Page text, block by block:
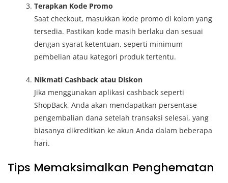
Terapkan Kode Promo
Saat checkout, masukkan kode promo di kolom yang
tersedia. Pastikan kode masih berlaku dan sesuai
dengan syarat ketentuan, seperti minimum
pembelian atau kategori produk tertentu.
Nikmati Cashback atau Diskon
Jika menggunakan aplikasi cashback seperti
ShopBack, Anda akan mendapatkan persentase
pengembalian dana setelah transaksi selesai, yang
biasanya dikreditkan ke akun Anda dalam beberapa
hari.
Tips Memaksimalkan Penghematan